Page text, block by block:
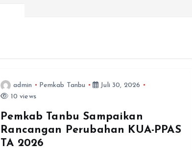
admin Pemkab Tanbu
Juli 30, 2026
10 views
Pemkab Tanbu Sampaikan
Rancangan Perubahan KUA-PPAS
TA 2026